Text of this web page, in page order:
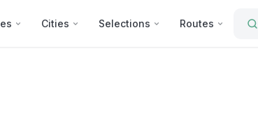
Cities Selections Routes